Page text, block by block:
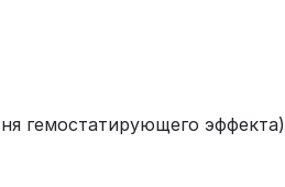
гемостатирующего эффекта)